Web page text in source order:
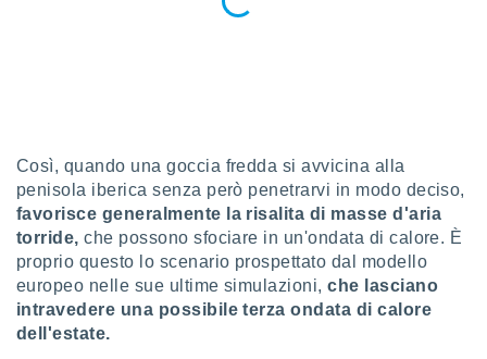
a piè
del
web.
Così, quando una goccia fredda si avvicina alla
penisola iberica senza però penetrarvi in modo deciso,
favorisce generalmente la risalita di masse d'aria
torride, che possono sfociare in un'ondata di calore. È
proprio questo lo scenario prospettato dal modello
europeo nelle sue ultime simulazioni,che lasciano
intravedere una possibile terza ondata di calore
dell'estate.